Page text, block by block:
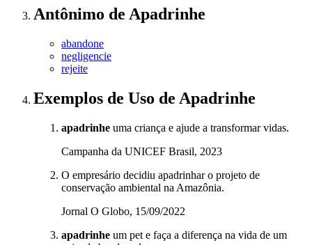
Antônimo de Apadrinhe
abandone
negligencie
rejeite
Exemplos de Uso de Apadrinhe
apadrinhe uma criança e ajude a transformar vidas.
Campanha da UNICEF Brasil, 2023
O empresário decidiu apadrinhar o projeto de
conservação ambiental na Amazônia.
Jornal O Globo, 15/09/2022
apadrinhe um pet e faça a diferença na vida de um